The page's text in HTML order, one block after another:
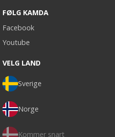
FØLG KAMDA
Facebook
Youtube
VELG LAND
Sverige
Norge
Kommer snart